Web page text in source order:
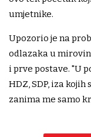
umjetnike.
Upozorio je na
odlazaka u
i prve postave. "U
HDZ, SDP, iza
zanima me samo